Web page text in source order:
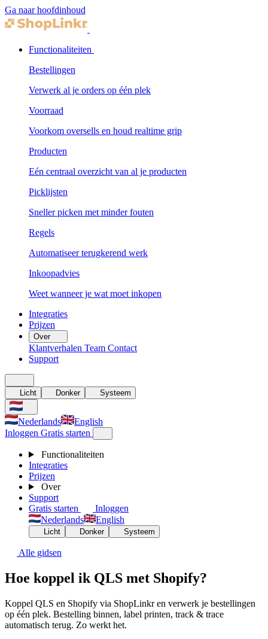
Ga naar hoofdinhoud
Functionaliteiten
Bestellingen
Verwerk al je orders op één plek
Voorraad
Voorkom oversells en houd realtime grip
Producten
Eén centraal overzicht van al je producten
Picklijsten
Sneller picken met minder fouten
Regels
Automatiseer terugkerend werk
Inkoopadvies
Weet wanneer je wat moet inkopen
Integraties
Prijzen
Over
Klantverhalen Team Contact
Support
Licht Donker Systeem
Nederlands
English
Inloggen Gratis starten
Functionaliteiten
Integraties
Prijzen
Over
Support
Gratis starten
Inloggen
Nederlands
English
Licht Donker Systeem
Alle gidsen
Hoe koppel ik QLS met Shopify?
Koppel QLS en Shopify via ShopLinkr en verwerk je bestellingen
op één plek. Bestelling binnen, label printen, track & trace
automatisch terug. Zo werkt het.